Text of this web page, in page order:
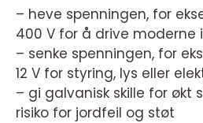
– heve spenningen, for
400 V for å drive moderne
– senke spenningen, for
12 V for styring, lys eller
– gi galvanisk skille for økt
risiko for jordfeil og støt